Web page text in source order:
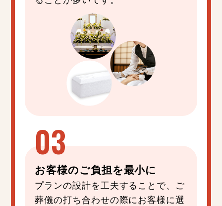
お客様のご負担を最小に
プランの設計を工夫することで、ご
葬儀の打ち合わせの際にお客様に選